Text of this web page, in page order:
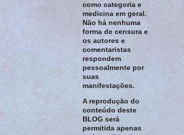
como categoria e
medicina em geral.
Não há nenhuma
forma de censura e
os autores e
comentaristas
respondem
pessoalmente por
suas
manifestações.
A reprodução do
conteúdo deste
BLOG será
permitida apenas